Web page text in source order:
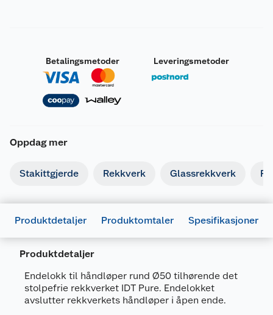
Betalingsmetoder Leveringsmetoder
Oppdag mer
Stakittgjerde Rekkverk Glassrekkverk
Produktdetaljer Produktomtaler Spesifikasjoner
Produktdetaljer
Endelokk til håndløper rund Ø50 tilhørende det
stolpefrie rekkverket IDT Pure. Endelokket
avslutter rekkverkets håndløper i åpen ende.
Generelt
Artikkelnummer
7072511003576